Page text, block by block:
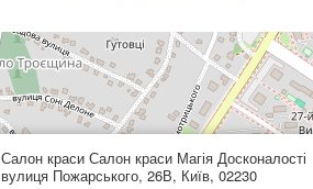
Салон краси Салон краси Магія Досконалості
вулиця Пожарського, 26В, Київ, 02230